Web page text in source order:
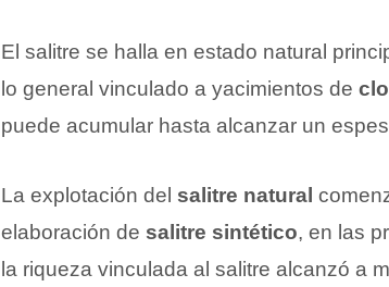
El salitre se halla en estado natural
lo general vinculado a yacimientos de
puede acumular hasta alcanzar un
La explotación del salitre natural
elaboración de salitre sintético, en las
la riqueza vinculada al salitre alcanzó a